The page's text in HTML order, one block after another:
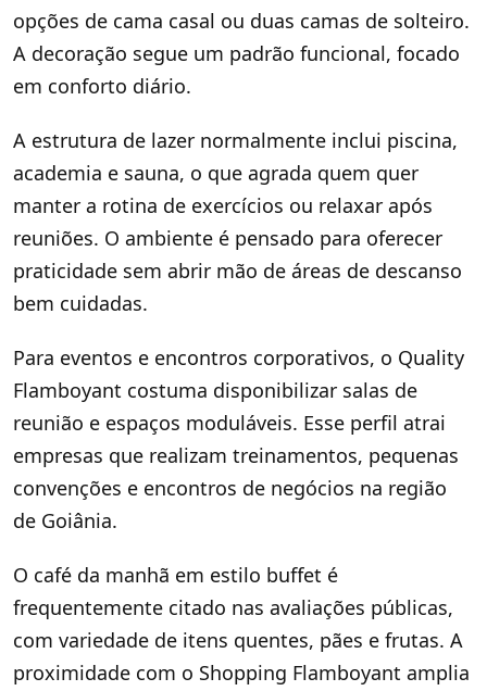
opções de cama casal ou duas camas de solteiro.
A decoração segue um padrão funcional, focado
em conforto diário.
A estrutura de lazer normalmente inclui piscina,
academia e sauna, o que agrada quem quer
manter a rotina de exercícios ou relaxar após
reuniões. O ambiente é pensado para oferecer
praticidade sem abrir mão de áreas de descanso
bem cuidadas.
Para eventos e encontros corporativos, o Quality
Flamboyant costuma disponibilizar salas de
reunião e espaços moduláveis. Esse perfil atrai
empresas que realizam treinamentos, pequenas
convenções e encontros de negócios na região
de Goiânia.
O café da manhã em estilo buffet é
frequentemente citado nas avaliações públicas,
com variedade de itens quentes, pães e frutas. A
proximidade com o Shopping Flamboyant amplia